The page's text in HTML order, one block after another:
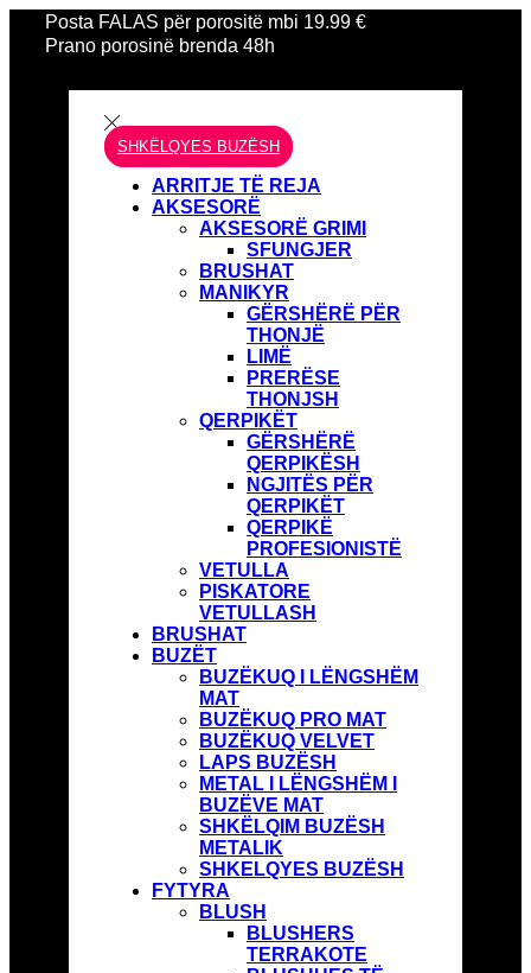
Posta FALAS për porositë mbi 19.99 €
Prano porosinë brenda 48h
SHKËLQYES BUZËSH
ARRITJE TË REJA
AKSESORË
AKSESORË GRIMI
SFUNGJER
BRUSHAT
MANIKYR
GËRSHËRË PËR
THONJË
LIMË
PRERËSE
THONJSH
QERPIKËT
GËRSHËRË
QERPIKËSH
NGJITËS PËR
QERPIKËT
QERPIKË
PROFESIONISTË
VETULLA
PISKATORE
VETULLASH
BRUSHAT
BUZËT
BUZËKUQ I LËNGSHËM
MAT
BUZËKUQ PRO MAT
BUZËKUQ VELVET
LAPS BUZËSH
METAL I LËNGSHËM I
BUZËVE MAT
SHKËLQIM BUZËSH
METALIK
SHKELQYES BUZËSH
FYTYRA
BLUSH
BLUSHERS
TERRAKOTE